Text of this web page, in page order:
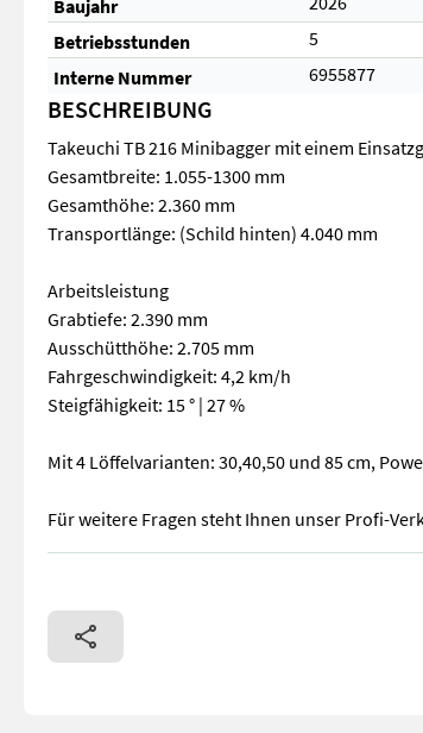
Baujahr
Betriebsstunden
5
Interne Nummer
6955877
BESCHREIBUNG
Takeuchi TB 216 Minibagger mit einem
Gesamtbreite: 1.055-1300 mm
Gesamthöhe: 2.360 mm
Transportlänge: (Schild hinten) 4.040 mm
Arbeitsleistung
Grabtiefe: 2.390 mm
Ausschütthöhe: 2.705 mm
Fahrgeschwindigkeit: 4,2 km/h
Steigfähigkeit: 15 ° | 27 %
Mit 4 Löffelvarianten: 30,40,50 und 85 cm,
Für weitere Fragen steht Ihnen unser Profi-
Takeuchi TB 216 Minibagger mit einem